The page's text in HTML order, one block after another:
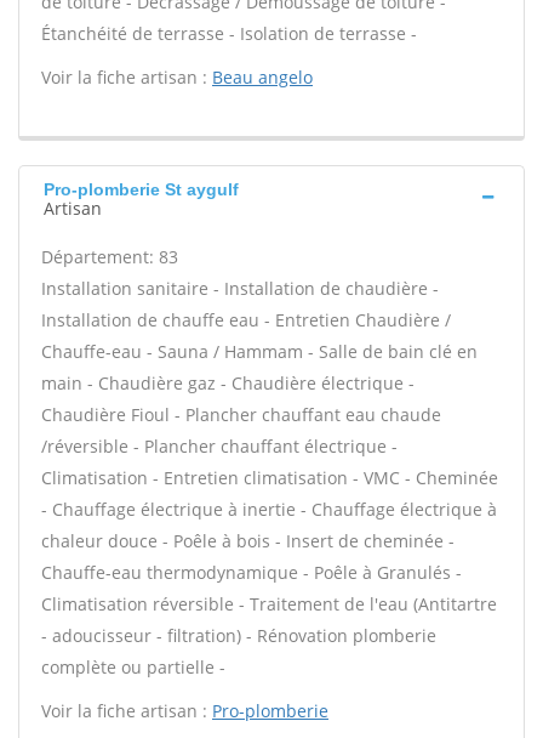
Étanchéité de terrasse - Isolation de terrasse -
Voir la fiche artisan : Beau angelo
Pro-plomberie St aygulf
Artisan
Département: 83
Installation sanitaire - Installation de chaudière -
Installation de chauffe eau - Entretien Chaudière /
Chauffe-eau - Sauna / Hammam - Salle de bain clé en
main - Chaudière gaz - Chaudière électrique -
Chaudière Fioul - Plancher chauffant eau chaude
/réversible - Plancher chauffant électrique -
Climatisation - Entretien climatisation - VMC - Cheminée
- Chauffage électrique à inertie - Chauffage électrique à
chaleur douce - Poêle à bois - Insert de cheminée -
Chauffe-eau thermodynamique - Poêle à Granulés -
Climatisation réversible - Traitement de l'eau (Antitartre
- adoucisseur - filtration) - Rénovation plomberie
complète ou partielle -
Voir la fiche artisan : Pro-plomberie